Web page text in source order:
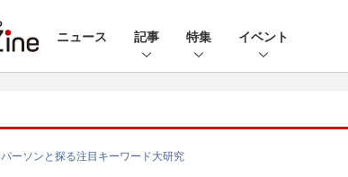
ニュース 記事 特集 イベント
ーソンと探る注目キーワード大研究